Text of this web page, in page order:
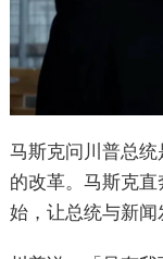
马斯克问川普总
的改革。马斯克
始，让总统与新闻